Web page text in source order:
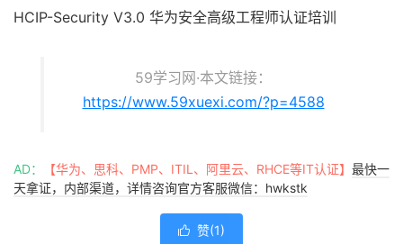
HCIP-Security V3.0 华为安全高级工程师认证培训
59学习网·本文链接：
https://www.59xuexi.com/?p=4588
AD： 【华为、思科、PMP、ITIL、阿里云、RHCE等IT认证】 最快一
天拿证，内部渠道，详情咨询官方客服微信：hwkstk
 赞(1)